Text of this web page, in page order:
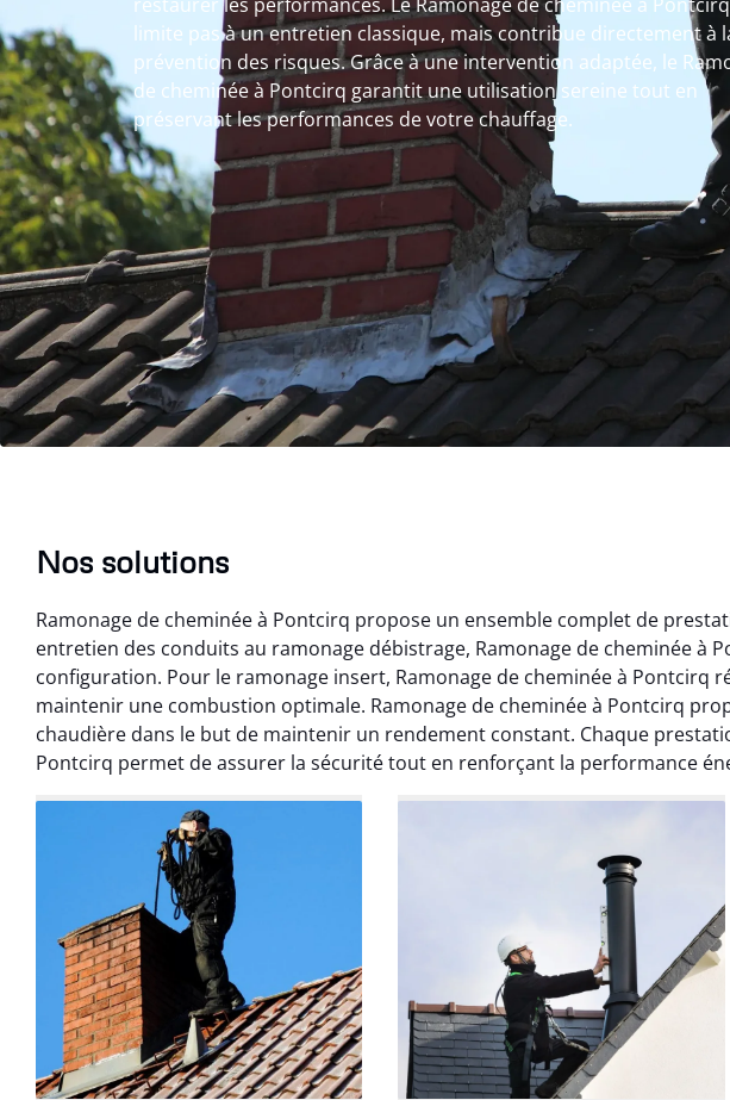
limite pas à un entretien classique, mais contribue directement à
prévention des risques. Grâce à une intervention adaptée, le
de cheminée à Pontcirq garantit une utilisation sereine tout en
préservant les performances de votre chauffage.
Nos solutions
Ramonage de cheminée à Pontcirq propose un ensemble complet de
entretien des conduits au ramonage débistrage, Ramonage de cheminée à
configuration. Pour le ramonage insert, Ramonage de cheminée à Pontcirq
maintenir une combustion optimale. Ramonage de cheminée à Pontcirq
chaudière dans le but de maintenir un rendement constant. Chaque
Pontcirq permet de assurer la sécurité tout en renforçant la performance
Benoît Lavigne
les règles. Travail efficace, propre et
sans mauvaise surprise. Je